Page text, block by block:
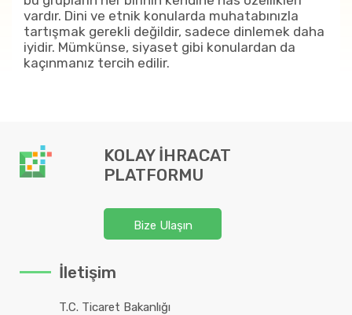
vardır. Dini ve etnik konularda muhatabınızla
tartışmak gerekli değildir, sadece dinlemek daha
iyidir. Mümkünse, siyaset gibi konulardan da
kaçınmanız tercih edilir.
KOLAY İHRACAT
PLATFORMU
Bize Ulaşın
İletişim
T.C. Ticaret Bakanlığı